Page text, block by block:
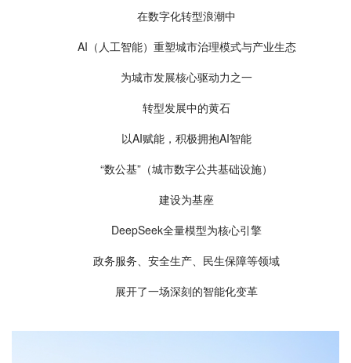
在数字化转型浪潮中
AI（人工智能）重塑城市治理模式与产业生态
为城市发展核心驱动力之一
转型发展中的黄石
以AI赋能，积极拥抱AI智能
“数公基”（城市数字公共基础设施）
建设为基座
DeepSeek全量模型为核心引擎
政务服务、安全生产、民生保障等领域
展开了一场深刻的智能化变革